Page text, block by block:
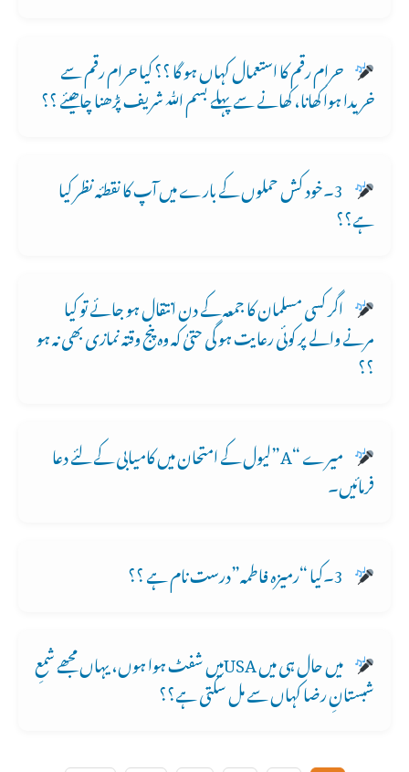
حرام رقم کا استعمال کہاں ہو گا ؟؟ کیا حرام رقم سے
خریدا ہوا کھانا، کھانے سے پہلے بسم ﷲ شریف پڑھنا چاھیئے ؟؟
3۔خود کش حملوں کے بارے میں آپ کا نقطئہ نظر کیا
ہے؟؟
اگر کسی مسلمان کا جمعہ کے دن انتقال ہو جائے تو کیا
مرنے والے پر کوئی رعایت ہو گی حتیٰ کہ وہ پنج وقتہ نمازی بھی نہ ہو
؟؟
میرے “A”لیول کے امتحان میں کامیابی کے لئے دعا
فرمائیں۔
3۔کیا “رمیزہ فاطمہ”درست نام ہے ؟؟
میں حال ہی میں USAمیں شفٹ ہوا ہوں، یہاں مجھے شمعِ
شبستانِ رضا کہاں سے مل سکتی ہے؟؟